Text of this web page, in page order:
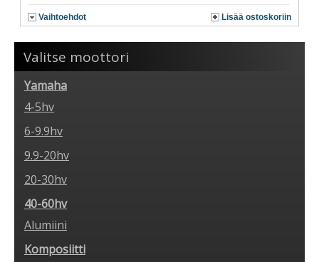
Vaihtoehdot Lisää ostoskoriin
Valitse moottori
Yamaha
4-5hv
6-9.9hv
9.9-20hv
20-30hv
40-60hv
Alumiini
Komposiitti